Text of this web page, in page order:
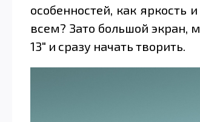
особенностей, как яркость
всем? Зато большой экран,
13" и сразу начать творить.